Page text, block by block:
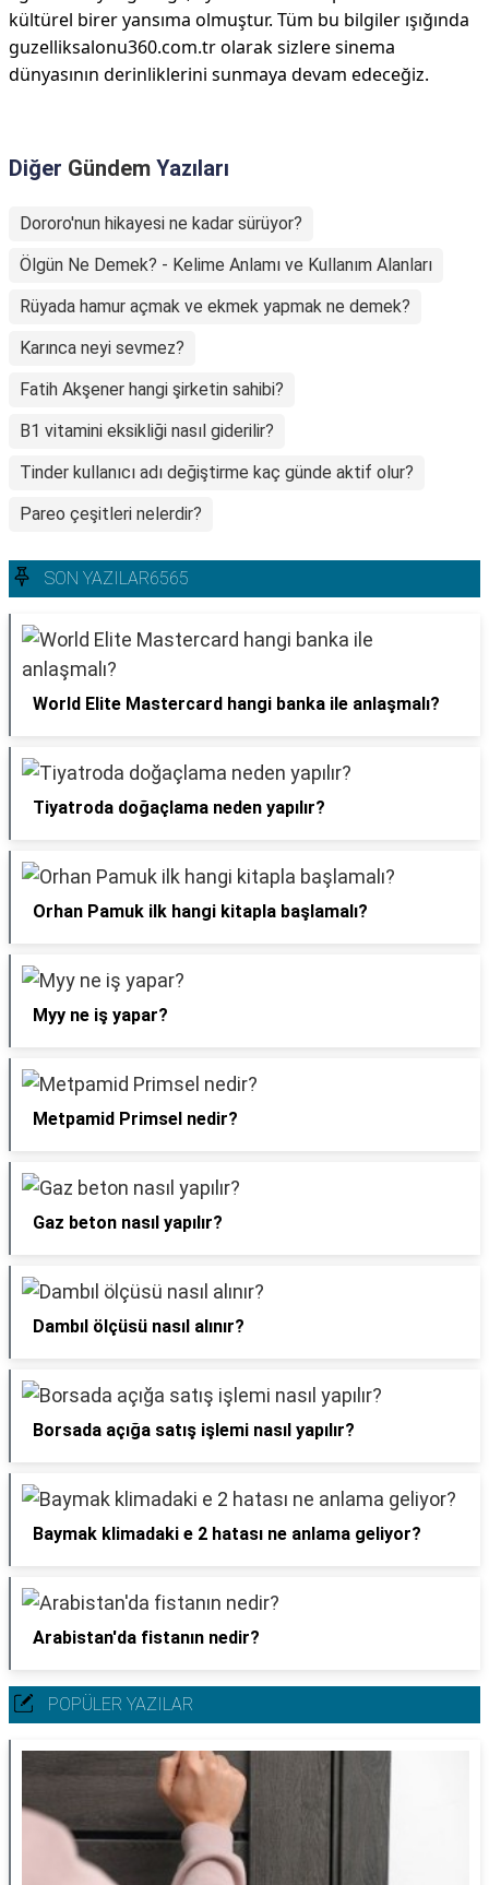
kültürel birer yansıma olmuştur. Tüm bu bilgiler ışığında
guzelliksalonu360.com.tr olarak sizlere sinema
dünyasının derinliklerini sunmaya devam edeceğiz.
Diğer Gündem Yazıları
Dororo'nun hikayesi ne kadar sürüyor?
Ölgün Ne Demek? - Kelime Anlamı ve Kullanım Alanları
Rüyada hamur açmak ve ekmek yapmak ne demek?
Karınca neyi sevmez?
Fatih Akşener hangi şirketin sahibi?
B1 vitamini eksikliği nasıl giderilir?
Tinder kullanıcı adı değiştirme kaç günde aktif olur?
Pareo çeşitleri nelerdir?
SON YAZILAR6565
World Elite Mastercard hangi banka ile anlaşmalı?
Tiyatroda doğaçlama neden yapılır?
Orhan Pamuk ilk hangi kitapla başlamalı?
Myy ne iş yapar?
Metpamid Primsel nedir?
Gaz beton nasıl yapılır?
Dambıl ölçüsü nasıl alınır?
Borsada açığa satış işlemi nasıl yapılır?
Baymak klimadaki e 2 hatası ne anlama geliyor?
Arabistan'da fistanın nedir?
POPÜLER YAZILAR